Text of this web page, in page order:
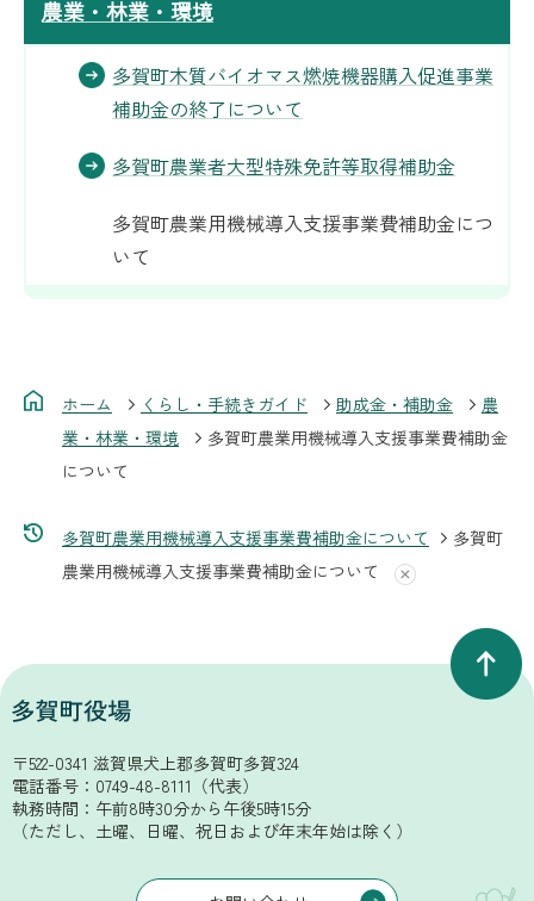
農業・林業・環境
多賀町木質バイオマス燃焼機器購入促進事業
補助金の終了について
多賀町農業者大型特殊免許等取得補助金
多賀町農業用機械導入支援事業費補助金につ
いて
ホーム くらし・手続きガイド 助成金・補助金
農
業・林業・環境
多賀町農業用機械導入支援事業費補助金
について
多賀町農業用機械導入支援事業費補助金について
多賀町
農業用機械導入支援事業費補助金について
〒522-0341 滋賀県犬上郡多賀町多賀324
電話番号： 0749-48-8111 （代表）
執務時間：午前8時30分から午後5時15分
（ただし、土曜、日曜、祝日および年末年始は除く）